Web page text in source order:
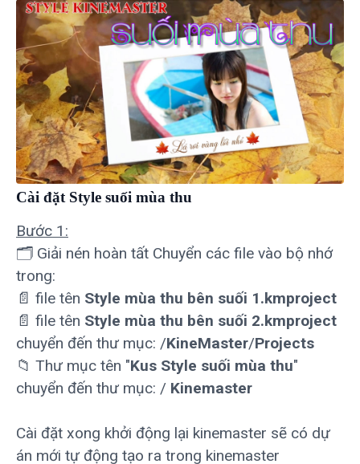
Cài đặt Style suối mùa thu
Bước 1:
🗂 Giải nén hoàn tất Chuyển các file vào bộ nhớ
trong:
📄 file tên Style mùa thu bên suối 1.kmproject
📄 file tên Style mùa thu bên suối 2.kmproject
chuyển đến thư mục: /KineMaster/Projects
📁 Thư mục tên "Kus Style suối mùa thu"
chuyển đến thư mục: / Kinemaster
Cài đặt xong khởi động lại kinemaster sẽ có dự
án mới tự động tạo ra trong kinemaster